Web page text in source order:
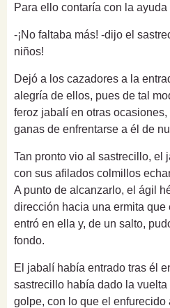
Para ello contaría con la
-¡No faltaba más! -dijo el
niños!
Dejó a los cazadores a la
alegría de ellos, pues de tal
feroz jabalí en otras
ganas de enfrentarse a él de
Tan pronto vio al sastrecillo, el
con sus afilados colmillos
A punto de alcanzarlo, el ágil
dirección hacia una ermita que
entró en ella y, de un salto,
fondo.
El jabalí había entrado tras él
sastrecillo había dado la
golpe, con lo que el